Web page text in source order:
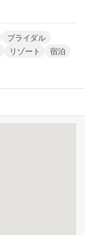
ブライダル
リゾート
宿泊